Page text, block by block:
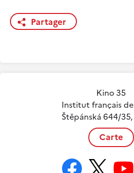
Partager
Kino 35
Institut français de
Štěpánská 644/35,
Carte